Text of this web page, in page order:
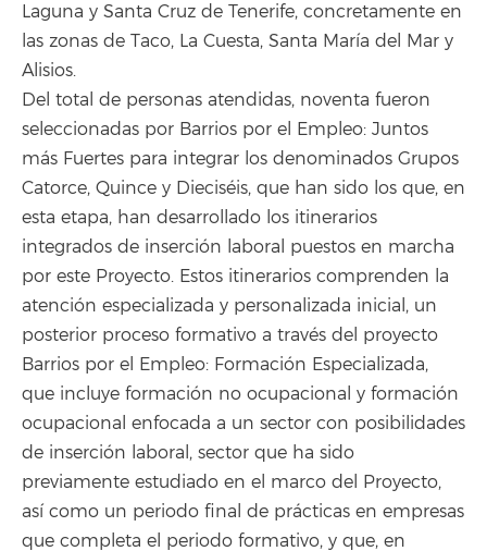
Laguna y Santa Cruz de Tenerife, concretamente en
las zonas de Taco, La Cuesta, Santa María del Mar y
Alisios.
Del total de personas atendidas, noventa fueron
seleccionadas por Barrios por el Empleo: Juntos
más Fuertes para integrar los denominados Grupos
Catorce, Quince y Dieciséis, que han sido los que, en
esta etapa, han desarrollado los itinerarios
integrados de inserción laboral puestos en marcha
por este Proyecto. Estos itinerarios comprenden la
atención especializada y personalizada inicial, un
posterior proceso formativo a través del proyecto
Barrios por el Empleo: Formación Especializada,
que incluye formación no ocupacional y formación
ocupacional enfocada a un sector con posibilidades
de inserción laboral, sector que ha sido
previamente estudiado en el marco del Proyecto,
así como un periodo final de prácticas en empresas
que completa el periodo formativo, y que, en